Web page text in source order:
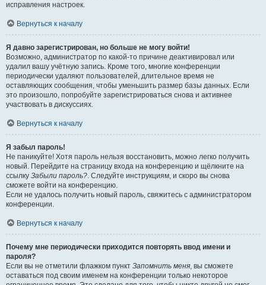
исправления настроек.
Вернуться к началу
Я давно зарегистрирован, но больше не могу войти!
Возможно, администратор по какой-то причине деактивировал или
удалил вашу учётную запись. Кроме того, многие конференции
периодически удаляют пользователей, длительное время не
оставляющих сообщения, чтобы уменьшить размер базы данных. Если
это произошло, попробуйте зарегистрироваться снова и активнее
участвовать в дискуссиях.
Вернуться к началу
Я забыл пароль!
Не паникуйте! Хотя пароль нельзя восстановить, можно легко получить
новый. Перейдите на страницу входа на конференцию и щёлкните на
ссылку Забыли пароль?. Следуйте инструкциям, и скоро вы снова
сможете войти на конференцию.
Если не удалось получить новый пароль, свяжитесь с администратором
конференции.
Вернуться к началу
Почему мне периодически приходится повторять ввод имени и
пароля?
Если вы не отметили флажком пункт Запомнить меня, вы сможете
оставаться под своим именем на конференции только некоторое